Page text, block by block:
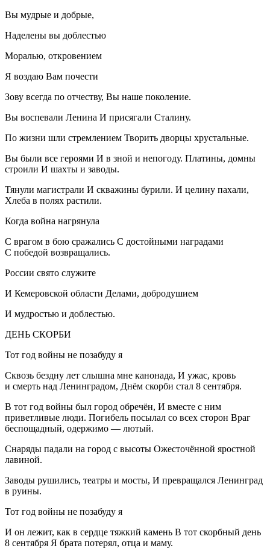
Вы мудрые и добрые,
Наделены вы доблестью
Моралью, откровением
Я воздаю Вам почести
Зову всегда по отчеству, Вы наше поколение.
Вы воспевали Ленина И присягали Сталину.
По жизни шли стремлением Творить дворцы хрустальные.
Вы были все героями И в зной и непогоду. Платины, домны
строили И шахты и заводы.
Тянули магистрали И скважины бурили. И целину пахали,
Хлеба в полях растили.
Когда война нагрянула
С врагом в бою сражались С достойными наградами
С победой возвращались.
России свято служите
И Кемеровской области Делами, добродушием
И мудростью и доблестью.
ДЕНЬ СКОРБИ
Тот год войны не позабуду я
Сквозь бездну лет слышна мне канонада, И ужас, кровь
и смерть над Ленинградом, Днём скорби стал 8 сентября.
В тот год войны был город обречён, И вместе с ним
приветливые люди. Погибель посылал со всех сторон Враг
беспощадный, одержимо — лютый.
Снаряды падали на город с высоты Ожесточённой яростной
лавиной.
Заводы рушились, театры и мосты, И превращался Ленинград
в руины.
Тот год войны не позабуду я
И он лежит, как в сердце тяжкий камень В тот скорбный день
8 сентября Я брата потерял, отца и маму.